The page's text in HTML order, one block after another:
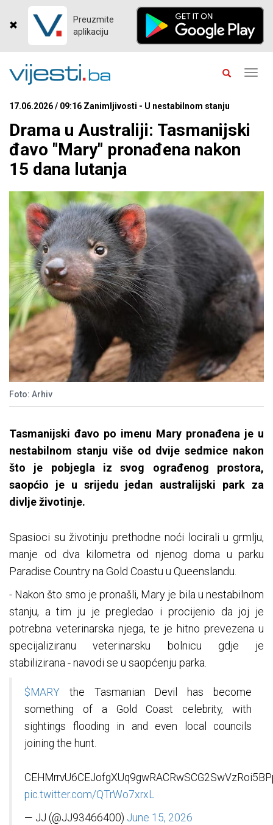
Preuzmite
aplikaciju
17.06.2026 / 09:16 Zanimljivosti - U nestabilnom stanju
Drama u Australiji: Tasmanijski
đavo "Mary" pronađena nakon
15 dana lutanja
Foto: Arhiv
Tasmanijski đavo po imenu Mary pronađena je u
nestabilnom stanju više od dvije sedmice nakon
što je pobjegla iz svog ograđenog prostora,
saopćio je u srijedu jedan australijski park za
divlje životinje.
Spasioci su životinju prethodne noći locirali u grmlju,
manje od dva kilometra od njenog doma u parku
Paradise Country na Gold Coastu u Queenslandu.
- Nakon što smo je pronašli, Mary je bila u nestabilnom
stanju, a tim ju je pregledao i procijenio da joj je
potrebna veterinarska njega, te je hitno prevezena u
specijaliziranu veterinarsku bolnicu gdje je
stabilizirana - navodi se u saopćenju parka.
$MARY the Tasmanian Devil has become
something of a Gold Coast celebrity, with
sightings flooding in and even local councils
joining the hunt.
pic.twitter.com/QTrWo7xrxL
— JJ (@JJ93466400) June 15, 2026